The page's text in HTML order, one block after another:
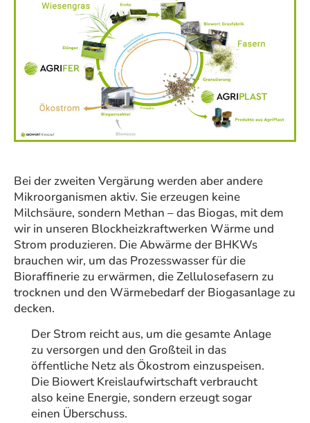
Bei der zweiten Vergärung werden aber andere
Mikroorganismen aktiv. Sie erzeugen keine
Milchsäure, sondern Methan – das Biogas, mit dem
wir in unseren Blockheizkraftwerken Wärme und
Strom produzieren. Die Abwärme der BHKWs
brauchen wir, um das Prozesswasser für die
Bioraffinerie zu erwärmen, die Zellulosefasern zu
trocknen und den Wärmebedarf der Biogasanlage zu
decken.
Der Strom reicht aus, um die gesamte Anlage
zu versorgen und den Großteil in das
öffentliche Netz als Ökostrom einzuspeisen.
Die Biowert Kreislaufwirtschaft verbraucht
also keine Energie, sondern erzeugt sogar
einen Überschuss.